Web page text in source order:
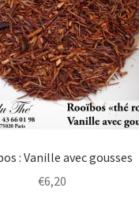
: Vanille avec gousses
€6,20